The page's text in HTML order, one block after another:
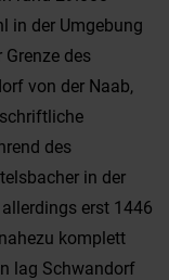
in der Umgebung
des
von der Naab,
des
in der
erst 1446
komplett
lag Schwandorf